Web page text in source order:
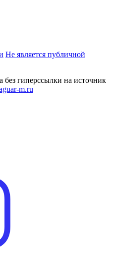
Не является публичной
без гиперссылки на источник
m.ru